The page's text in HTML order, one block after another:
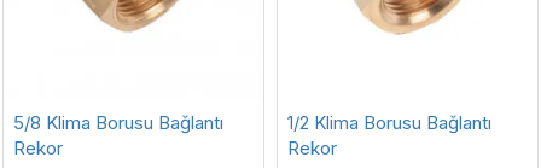
5/8 Klima Borusu Bağlantı
Rekor
1/2 Klima Borusu Bağlantı
Rekor